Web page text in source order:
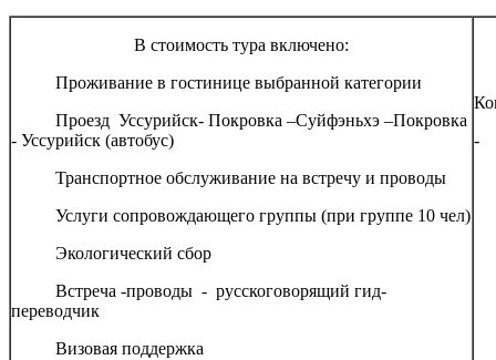
В стоимость тура включено:
­ Проживание в гостинице выбранной категории
­ Проезд Уссурийск- Покровка –Суйфэньхэ –Покровка
- Уссурийск (автобус)
­ Транспортное обслуживание на встречу и проводы
­ Услуги сопровождающего группы (при группе 10 чел)
­ Экологический сбор
­ Встреча -проводы - русскоговорящий гид-
переводчик
­ Визовая поддержка
-